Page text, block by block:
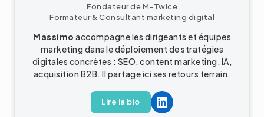
Fondateur de M-Twice
Formateur & Consultant marketing digital
Massimo accompagne les dirigeants et équipes
marketing dans le déploiement de stratégies
digitales concrètes : SEO, content marketing, IA,
acquisition B2B . Il partage ici ses retours terrain.
Lire la bio